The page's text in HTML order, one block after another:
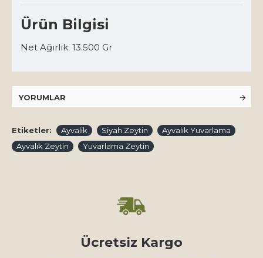
Ürün Bilgisi
Net Ağırlık: 13.500 Gr
YORUMLAR
Etiketler: Ayvalik Siyah Zeytin
Ayvalık Yuvarlama
Ayvalık Zeytin
Yuvarlama Zeytin
Ücretsiz Kargo